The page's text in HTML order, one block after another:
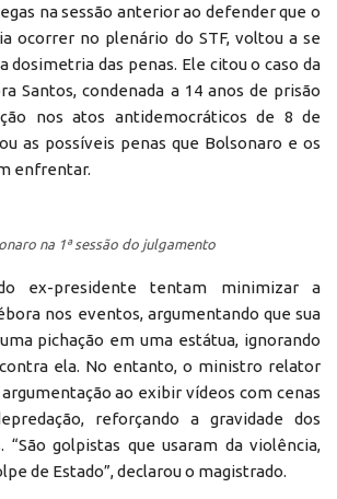
na sessão anterior ao defender que o
ocorrer no plenário do STF, voltou a se
dosimetria das penas. Ele citou o caso da
Santos, condenada a 14 anos de prisão
nos atos antidemocráticos de 8 de
as possíveis penas que Bolsonaro e os
enfrentar.
na 1ª sessão do julgamento
ex-presidente tentam minimizar a
nos eventos, argumentando que sua
pichação em uma estátua, ignorando
contra ela. No entanto, o ministro relator
ao exibir vídeos com cenas
reforçando a gravidade dos
“São golpistas que usaram da violência,
de Estado”, declarou o magistrado.